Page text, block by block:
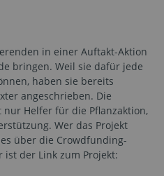
in einer Auftakt-Aktion
bringen. Weil sie dafür jede
haben sie bereits
angeschrieben. Die
Helfer für die Pflanzaktion,
Wer das Projekt
über die Crowdfunding-
der Link zum Projekt: